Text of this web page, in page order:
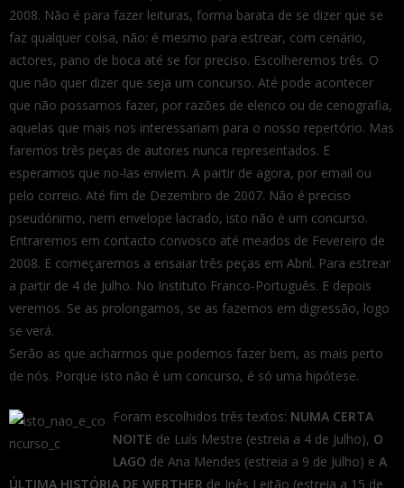
2008. Não é para fazer leituras, forma barata de se dizer que se
faz qualquer coisa, não: é mesmo para estrear, com cenário,
actores, pano de boca até se for preciso. Escolheremos três. O
que não quer dizer que seja um concurso. Até pode acontecer
que não possamos fazer, por razões de elenco ou de cenografia,
aquelas que mais nos interessariam para o nosso repertório. Mas
faremos três peças de autores nunca representados. E
esperamos que no-las enviem. A partir de agora, por email ou
pelo correio. Até fim de Dezembro de 2007. Não é preciso
pseudónimo, nem envelope lacrado, isto não é um concurso.
Entraremos em contacto convosco até meados de Fevereiro de
2008. E começaremos a ensaiar três peças em Abril. Para estrear
a partir de 4 de Julho. No Instituto Franco-Português. E depois
veremos. Se as prolongamos, se as fazemos em digressão, logo
se verá.
Serão as que acharmos que podemos fazer bem, as mais perto
de nós. Porque isto não é um concurso, é só uma hipótese.
Foram escolhidos três textos: NUMA CERTA
NOITE de Luís Mestre (estreia a 4 de Julho), O
LAGO de Ana Mendes (estreia a 9 de Julho) e A
ÚLTIMA HISTÓRIA DE WERTHER de Inês Leitão (estreia a 15 de